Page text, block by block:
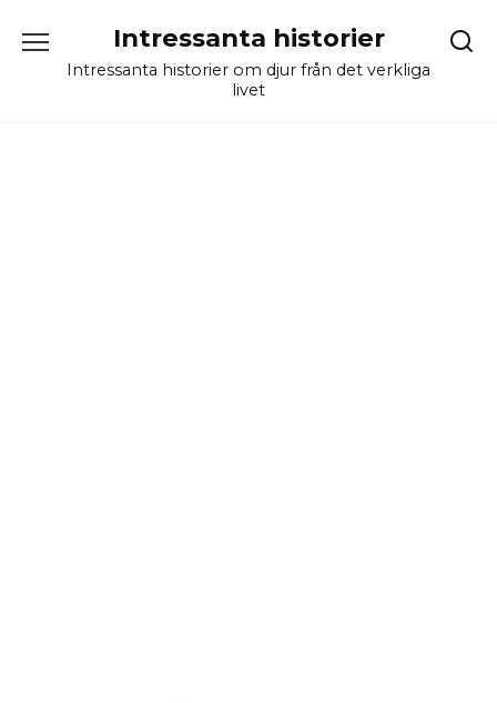
content
Intressanta historier
Intressanta historier om djur från det verkliga
livet